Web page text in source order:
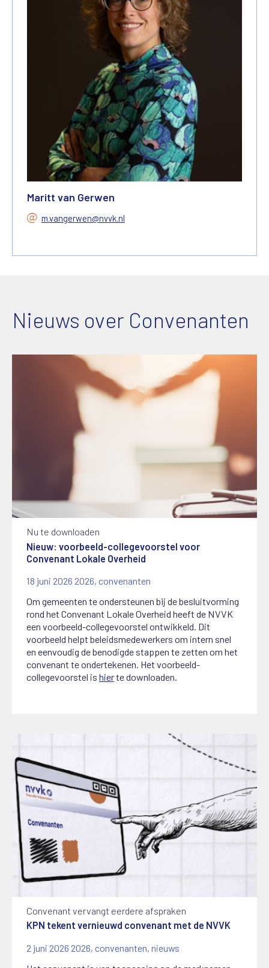
Maritt van Gerwen
m.vangerwen@nvvk.nl
Nieuws over Convenanten
Nu te downloaden
Nieuw: voorbeeld-collegevoorstel voor
Convenant Lokale Overheid
18 juni 2026 2026,convenanten
Om gemeenten te ondersteunen bij de besluitvorming
rond het Convenant Lokale Overheid heeft de NVVK
een voorbeeld-collegevoorstel ontwikkeld. Dit
voorbeeld helpt beleidsmedewerkers om intern snel
en eenvoudig de benodigde stappen te zetten om het
convenant te ondertekenen. Het voorbeeld-
collegevoorstel ishierte downloaden.
Convenant vervangt eerdere afspraken
KPN tekent vernieuwd convenant met de NVVK
2 juni 2026 2026,convenanten,nieuws